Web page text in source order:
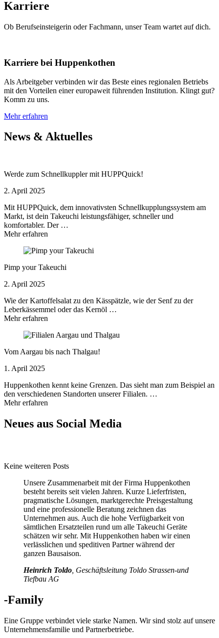
Karriere
Ob Berufseinsteigerin oder Fachmann, unser Team wartet auf dich.
Karriere bei Huppenkothen
Als Arbeitgeber verbinden wir das Beste eines regionalen Betriebs
mit den Vorteilen einer europaweit führenden Institution. Klingt gut?
Komm zu uns.
Mehr erfahren
News & Aktuelles
Werde zum Schnellkuppler mit HUPPQuick!
2. April 2025
Mit HUPPQuick, dem innovativsten Schnell­kupplungs­system am
Markt, ist dein Takeuchi leistungsfähiger, schneller und
komfortabler. Der …
Mehr erfahren
Pimp your Takeuchi
2. April 2025
Wie der Kartoffelsalat zu den Kässpätzle, wie der Senf zu der
Leberkässemmel oder das Kernöl …
Mehr erfahren
Vom Aargau bis nach Thalgau!
1. April 2025
Huppenkothen kennt keine Grenzen. Das sieht man zum Beispiel an
den verschiedenen Standorten unserer Filialen. …
Mehr erfahren
Neues aus Social Media
Keine weiteren Posts
Unsere Zusammenarbeit mit der Firma Huppenkothen
besteht bereits seit vielen Jahren. Kurze Lieferfristen,
pragmatische Lösungen, marktgerechte Preisgestaltung
und eine professionelle Beratung zeichnen das
Unternehmen aus. Auch die hohe Verfügbarkeit von
sämtlichen Ersatzteilen rund um alle Takeuchi Geräte
schätzen wir sehr. Mit Huppenkothen haben wir einen
verlässlichen und speditiven Partner während der
ganzen Bausaison.
Heinrich Toldo , Geschäftsleitung Toldo Strassen-und
Tiefbau AG
-Family
Eine Gruppe verbindet viele starke Namen. Wir sind stolz auf unsere
Unternehmensfamilie und Partnerbetriebe.